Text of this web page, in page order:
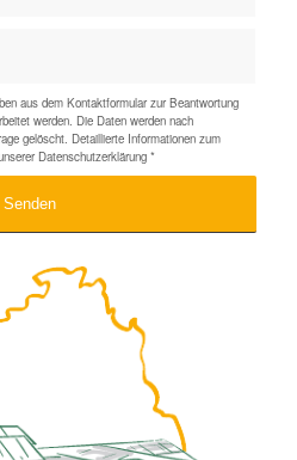
aus dem Kontaktformular zur Beantwortung
werden. Die Daten werden nach
gelöscht. Detaillierte Informationen zum
Datenschutzerklärung *